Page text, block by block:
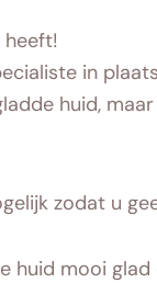
in
huid,
zodat u
mooi